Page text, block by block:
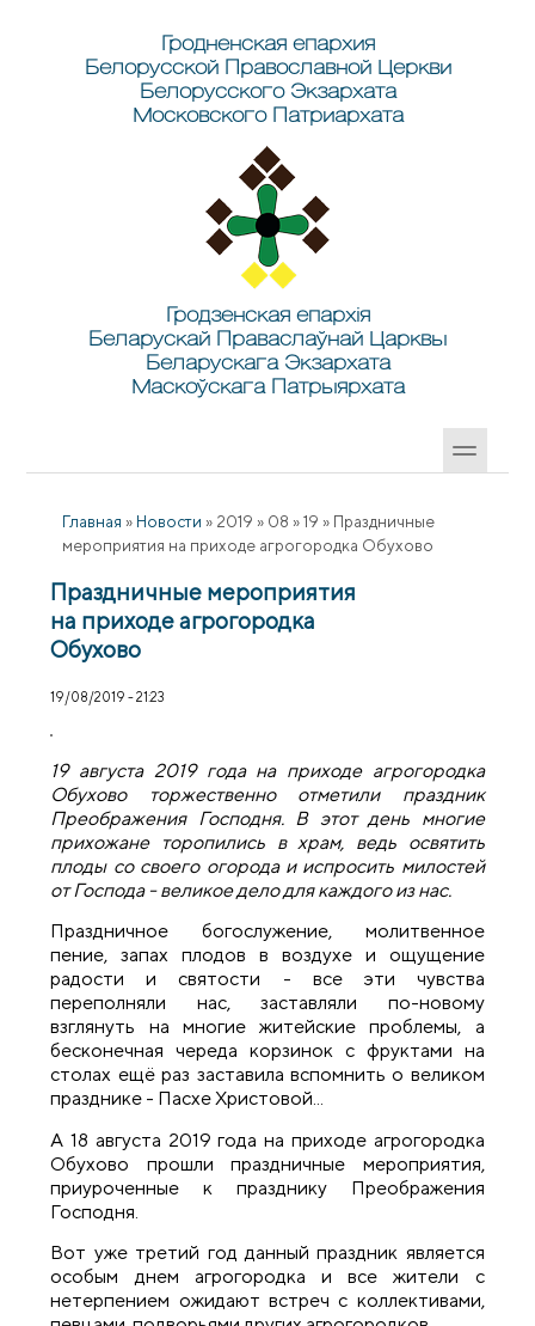
Гродненская епархия
Белорусской Православной Церкви
Белорусского Экзархата
Московского Патриархата
Гродзенская епархія
Беларускай Праваслаўнай Царквы
Беларускага Экзархата
Маскоўскага Патрыярхата
Главная » Новости » 2019 » 08 » 19 » Праздничные
мероприятия на приходе агрогородка Обухово
Праздничные мероприятия
на приходе агрогородка
Обухово
19/08/2019 - 21:23
19 августа 2019 года на приходе агрогородка
Обухово торжественно отметили праздник
Преображения Господня. В этот день многие
прихожане торопились в храм, ведь освятить
плоды со своего огорода и испросить милостей
от Господа - великое дело для каждого из нас.
Праздничное богослужение, молитвенное
пение, запах плодов в воздухе и ощущение
радости и святости - все эти чувства
переполняли нас, заставляли по-новому
взглянуть на многие житейские проблемы, а
бесконечная череда корзинок с фруктами на
столах ещё раз заставила вспомнить о великом
празднике - Пасхе Христовой...
А 18 августа 2019 года на приходе агрогородка
Обухово прошли праздничные мероприятия,
приуроченные к празднику Преображения
Господня.
Вот уже третий год данный праздник является
особым днем агрогородка и все жители с
нетерпением ожидают встреч с коллективами,